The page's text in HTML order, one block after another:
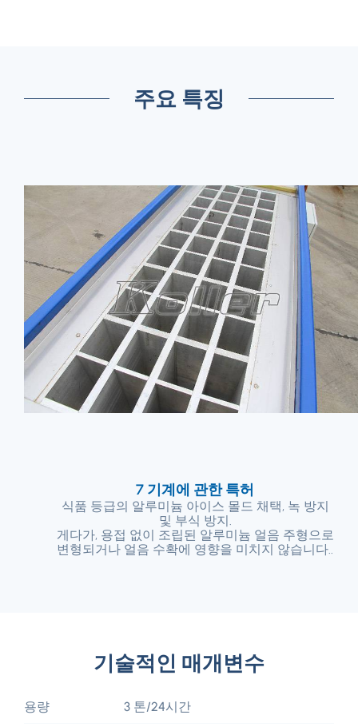
주요 특징
7 기계에 관한 특허
식품 등급의 알루미늄 아이스 몰드 채택, 녹 방지
및 부식 방지.
게다가, 용접 없이 조립된 알루미늄 얼음 주형으로
변형되거나 얼음 수확에 영향을 미치지 않습니다..
기술적인 매개변수
용량 3 톤/24시간